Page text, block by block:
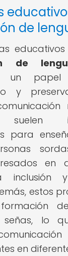
de
de
un
y
suelen
para
en
inclusión
estos
señas, lo
en